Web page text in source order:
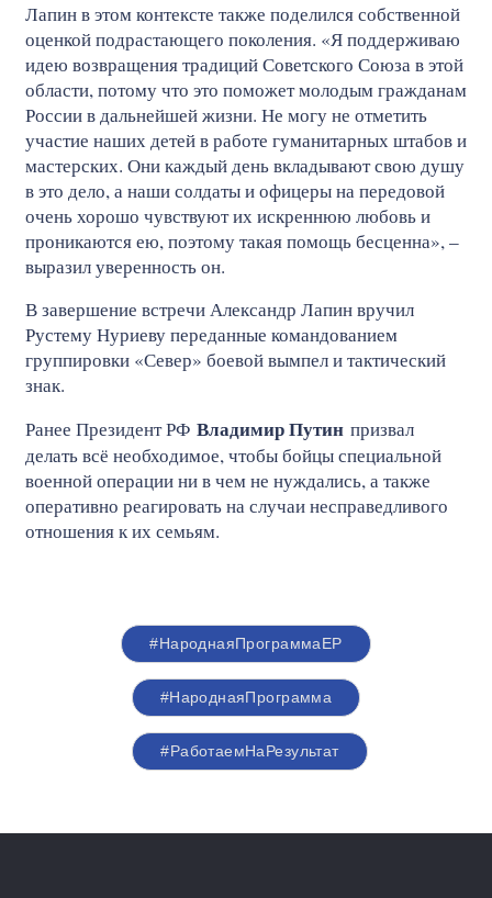
Лапин в этом контексте также поделился собственной
оценкой подрастающего поколения. «Я поддерживаю
идею возвращения традиций Советского Союза в этой
области, потому что это поможет молодым гражданам
России в дальнейшей жизни. Не могу не отметить
участие наших детей в работе гуманитарных штабов и
мастерских. Они каждый день вкладывают свою душу
в это дело, а наши солдаты и офицеры на передовой
очень хорошо чувствуют их искреннюю любовь и
проникаются ею, поэтому такая помощь бесценна», –
выразил уверенность он.
В завершение встречи Александр Лапин вручил
Рустему Нуриеву переданные командованием
группировки «Север» боевой вымпел и тактический
знак.
Ранее Президент РФ Владимир Путин призвал
делать всё необходимое, чтобы бойцы специальной
военной операции ни в чем не нуждались, а также
оперативно реагировать на случаи несправедливого
отношения к их семьям.
#НароднаяПрограммаЕР
#НароднаяПрограмма
#РаботаемНаРезультат